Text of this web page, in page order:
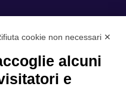
cookie non necessari ✕
alcuni
e